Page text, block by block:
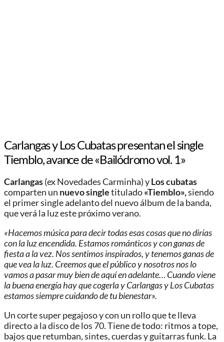
Carlangas y Los Cubatas presentan el single
Tiemblo, avance de «Bailódromo vol. 1»
Carlangas(ex Novedades Carminha) yLos cubatas
comparten un nuevo singletitulado«Tiemblo»,siendo
el primer single adelanto del nuevo álbum de la banda,
que verá la luz este próximo verano.
«Hacemos música para decir todas esas cosas que no dirías
con la luz encendida. Estamos románticos y con ganas de
fiesta a la vez. Nos sentimos inspirados, y tenemos ganas de
que vea la luz. Creemos que el público y nosotros nos lo
vamos a pasar muy bien de aquí en adelante… Cuando viene
la buena energía hay que cogerla y Carlangas y Los Cubatas
estamos siempre cuidando de tu bienestar».
Un corte super pegajoso y con un rollo que te lleva
directo a la disco de los 70. Tiene de todo: ritmos a tope,
bajos que retumban, sintes, cuerdas y guitarras funk. La